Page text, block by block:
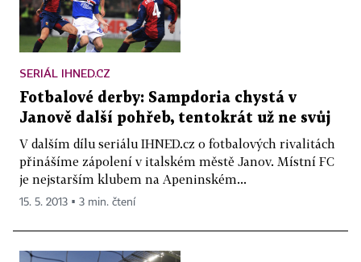
SERIÁL IHNED.CZ
Fotbalové derby: Sampdoria chystá v
Janově další pohřeb, tentokrát už ne svůj
V dalším dílu seriálu IHNED.cz o fotbalových rivalitách
přinášíme zápolení v italském městě Janov. Místní FC
je nejstarším klubem na Apeninském...
15. 5. 2013 ▪ 3 min. čtení